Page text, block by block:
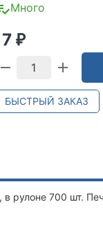
Много
₽
БЫСТРЫЙ ЗАКАЗ
700 шт.